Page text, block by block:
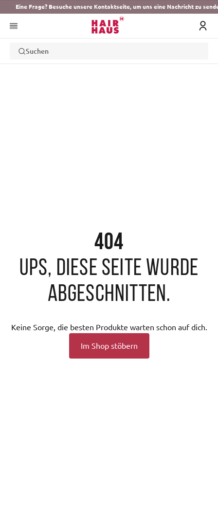
Eine Frage? Besuche unsere Kontaktseite, um uns eine Nachricht zu
Suchen
404
Ups, diese Seite wurde
abgeschnitten.
Keine Sorge, die besten Produkte warten schon auf dich.
Im Shop stöbern